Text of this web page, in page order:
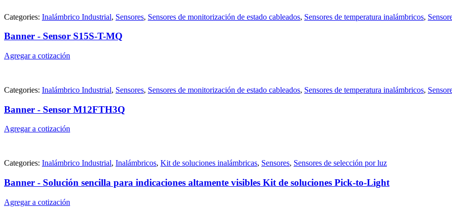
Categories: Inalámbrico Industrial, Sensores, Sensores de monitorización de estado cableados, Sensores de temperatura inalámbricos,
Banner - Sensor S15S-T-MQ
Agregar a cotización
Categories: Inalámbrico Industrial, Sensores, Sensores de monitorización de estado cableados, Sensores de temperatura inalámbricos,
Banner - Sensor M12FTH3Q
Agregar a cotización
Categories: Inalámbrico Industrial, Inalámbricos, Kit de soluciones inalámbricas, Sensores, Sensores de selección por luz
Banner - Solución sencilla para indicaciones altamente visibles Kit de soluciones Pick-to-Light
Agregar a cotización